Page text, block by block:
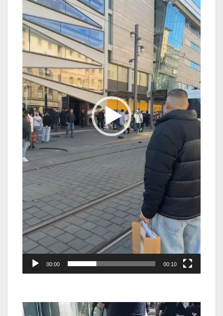
00:00 00:10
Video-